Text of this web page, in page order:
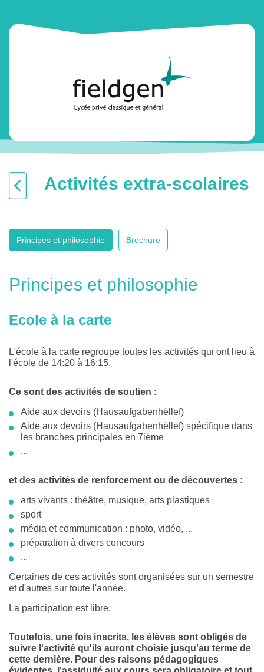
Activités extra-scolaires
Principes et philosophie Brochure
Principes et philosophie
Ecole à la carte
L'école à la carte regroupe toutes les activités qui ont lieu à
l'école de 14:20 à 16:15.
Ce sont des activités de soutien :
Aide aux devoirs (Hausaufgabenhëllef)
Aide aux devoirs (Hausaufgabenhëllef) spécifique dans
les branches principales en 7ième
...
et des activités de renforcement ou de découvertes :
arts vivants : théâtre, musique, arts plastiques
sport
média et communication : photo, vidéo, ...
préparation à divers concours
...
Certaines de ces activités sont organisées sur un semestre
et d'autres sur toute l'année.
La participation est libre.
Toutefois, une fois inscrits, les élèves sont obligés de
suivre l'activité qu'ils auront choisie jusqu'au terme de
cette dernière. Pour des raisons pédagogiques